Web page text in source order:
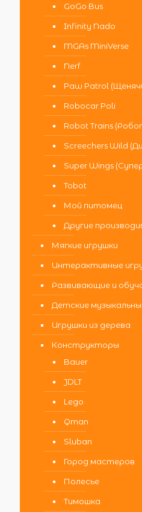
GoGo Bus
Infinity Nado
MGAs MiniVerse
Nerf
Paw Patrol
Robocar Poli
Robot Trains
Screechers Wild
Super Wings
Tobot
Мой питомец
Другие
Мягкие игрушки
Интерактивные
Развивающие и
Детские
Игрушки из дерева
Конструкторы
Bauer
JDLT
Lego
Qman
Sluban
Город мастеров
Полесье
Тимошка